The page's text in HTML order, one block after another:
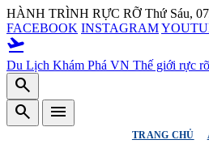
HÀNH TRÌNH RỰC RỠ Thứ Sáu,
FACEBOOK INSTAGRAM
flight_takeoff
Du Lịch Khám Phá VN Thế giới rực rỡ
search
search
menu
TRANG CHỦ